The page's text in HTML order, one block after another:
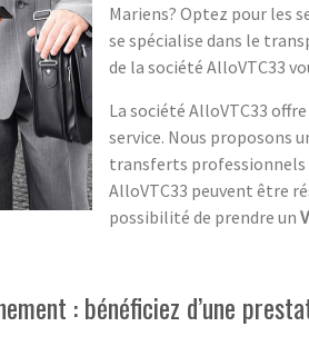
Mariens? Optez pour les
se spécialise dans le
de la société AlloVTC33
La société AlloVTC33
service. Nous proposons
transferts professionnels
AlloVTC33 peuvent être
possibilité de prendre un
: bénéficiez d’une